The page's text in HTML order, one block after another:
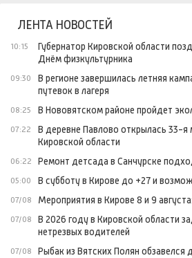
ЛЕНТА НОВОСТЕЙ
10:15
Губернатор Кировской области
Днём физкультурника
09:30
В регионе завершилась летняя
путевок в лагеря
08:25 В Нововятском районе пройдет
07:22
В деревне Павлово открылась 33-я
Кировской области
06:22 Ремонт детсада в Санчурске
05:00 В субботу в Кирове до +27 и
07/08 Мероприятия в Кирове 8 и 9
07/08
В 2026 году в Кировской области
нетрезвых водителей
07/08 Рыбак из Вятских Полян